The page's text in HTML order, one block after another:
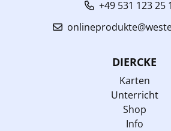
+49 531 123 25
DIERCKE
Karten
Unterricht
Shop
Info